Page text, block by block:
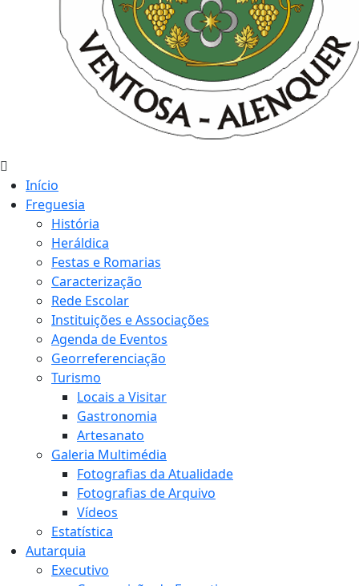
Início
Freguesia
História
Heráldica
Festas e Romarias
Caracterização
Rede Escolar
Instituições e Associações
Agenda de Eventos
Georreferenciação
Turismo
Locais a Visitar
Gastronomia
Artesanato
Galeria Multimédia
Fotografias da Atualidade
Fotografias de Arquivo
Vídeos
Estatística
Autarquia
Executivo